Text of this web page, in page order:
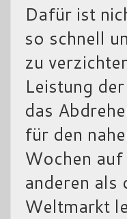
Dafür ist
so schnell
zu
Leistung
das
für den
Wochen
anderen als
Weltmarkt